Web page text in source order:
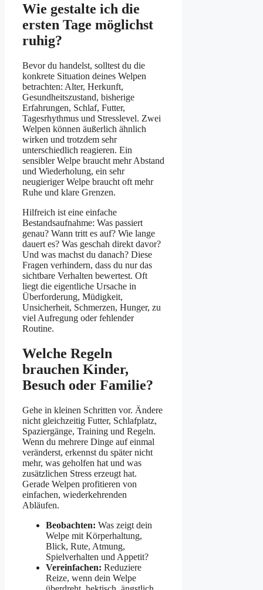
Wie gestalte ich die
ersten Tage möglichst
ruhig?
Bevor du handelst, solltest du die
konkrete Situation deines Welpen
betrachten: Alter, Herkunft,
Gesundheitszustand, bisherige
Erfahrungen, Schlaf, Futter,
Tagesrhythmus und Stresslevel. Zwei
Welpen können äußerlich ähnlich
wirken und trotzdem sehr
unterschiedlich reagieren. Ein
sensibler Welpe braucht mehr Abstand
und Wiederholung, ein sehr
neugieriger Welpe braucht oft mehr
Ruhe und klare Grenzen.
Hilfreich ist eine einfache
Bestandsaufnahme: Was passiert
genau? Wann tritt es auf? Wie lange
dauert es? Was geschah direkt davor?
Und was machst du danach? Diese
Fragen verhindern, dass du nur das
sichtbare Verhalten bewertest. Oft
liegt die eigentliche Ursache in
Überforderung, Müdigkeit,
Unsicherheit, Schmerzen, Hunger, zu
viel Aufregung oder fehlender
Routine.
Welche Regeln
brauchen Kinder,
Besuch oder Familie?
Gehe in kleinen Schritten vor. Ändere
nicht gleichzeitig Futter, Schlafplatz,
Spaziergänge, Training und Regeln.
Wenn du mehrere Dinge auf einmal
veränderst, erkennst du später nicht
mehr, was geholfen hat und was
zusätzlichen Stress erzeugt hat.
Gerade Welpen profitieren von
einfachen, wiederkehrenden
Abläufen.
Beobachten: Was zeigt dein
Welpe mit Körperhaltung,
Blick, Rute, Atmung,
Spielverhalten und Appetit?
Vereinfachen: Reduziere
Reize, wenn dein Welpe